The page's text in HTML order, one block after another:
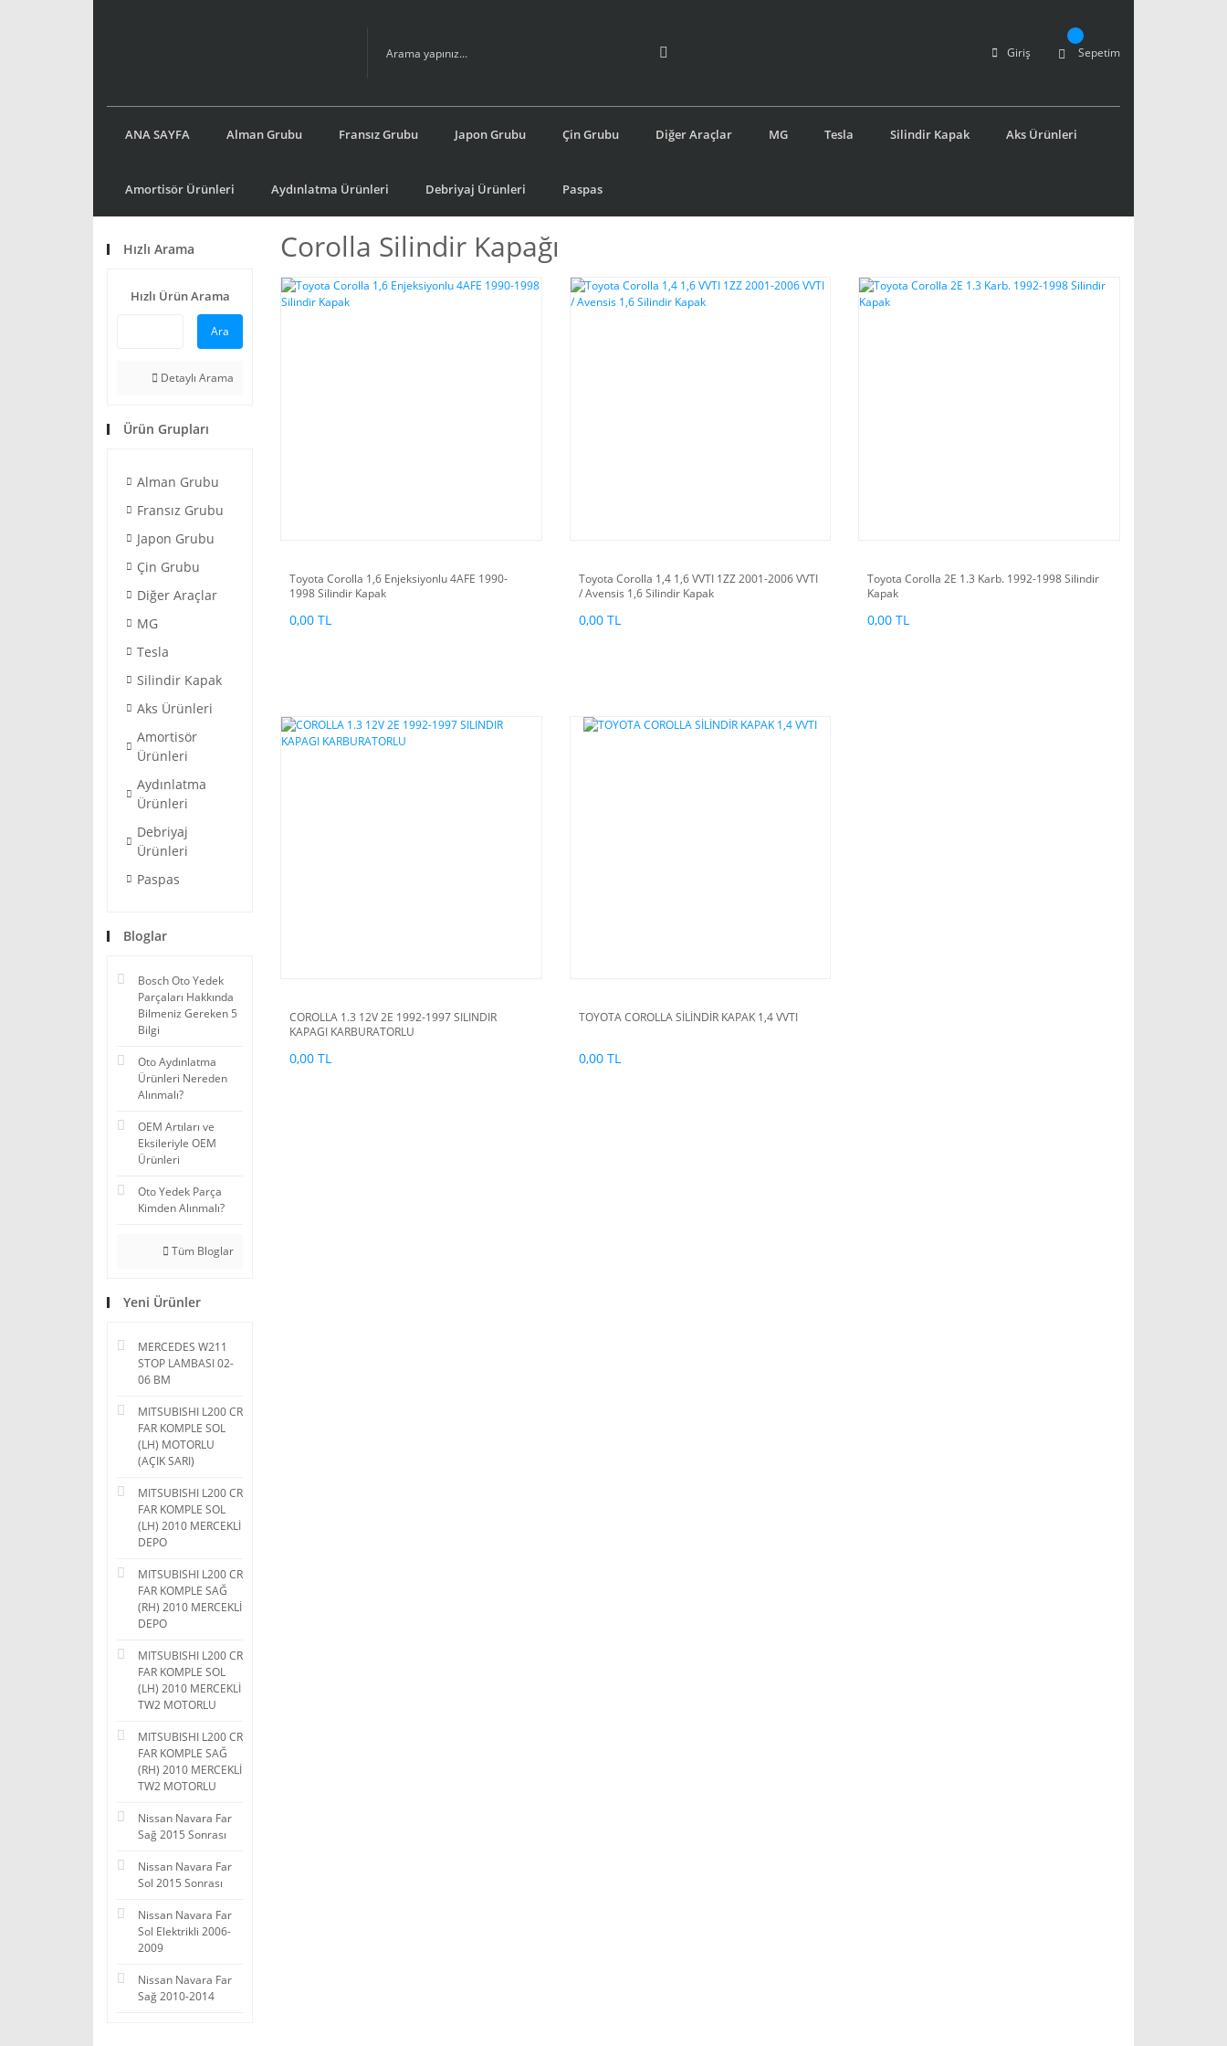
Giriş Sepetim
ANA SAYFA Alman Grubu Fransız Grubu Japon Grubu Çin Grubu Diğer Araçlar MG Tesla Silindir Kapak Aks Ürünleri
Amortisör Ürünleri Aydınlatma Ürünleri Debriyaj Ürünleri Paspas
Hızlı Arama
Hızlı Ürün Arama
Ara
Detaylı Arama
Ürün Grupları
Alman Grubu
Fransız Grubu
Japon Grubu
Çin Grubu
Diğer Araçlar
MG
Tesla
Silindir Kapak
Aks Ürünleri
Amortisör
Ürünleri
Aydınlatma
Ürünleri
Debriyaj
Ürünleri
Paspas
Bloglar
Bosch Oto Yedek
Parçaları Hakkında
Bilmeniz Gereken 5
Bilgi
Oto Aydınlatma
Ürünleri Nereden
Alınmalı?
OEM Artıları ve
Eksileriyle OEM
Ürünleri
Oto Yedek Parça
Kimden Alınmalı?
Tüm Bloglar
Yeni Ürünler
MERCEDES W211
STOP LAMBASI 02-
06 BM
MITSUBISHI L200 CR
FAR KOMPLE SOL
(LH) MOTORLU
(AÇIK SARI)
MITSUBISHI L200 CR
FAR KOMPLE SOL
(LH) 2010 MERCEKLİ
DEPO
MITSUBISHI L200 CR
FAR KOMPLE SAĞ
(RH) 2010 MERCEKLİ
DEPO
MITSUBISHI L200 CR
FAR KOMPLE SOL
(LH) 2010 MERCEKLİ
TW2 MOTORLU
MITSUBISHI L200 CR
FAR KOMPLE SAĞ
(RH) 2010 MERCEKLİ
TW2 MOTORLU
Nissan Navara Far
Sağ 2015 Sonrası
Nissan Navara Far
Sol 2015 Sonrası
Nissan Navara Far
Sol Elektrikli 2006-
2009
Nissan Navara Far
Sağ 2010-2014
Corolla Silindir Kapağı
Toyota Corolla 1,6 Enjeksiyonlu 4AFE 1990-
1998 Silindir Kapak
0,00 TL
Toyota Corolla 1,4 1,6 VVTI 1ZZ 2001-2006 VVTI
/ Avensis 1,6 Silindir Kapak
0,00 TL
Toyota Corolla 2E 1.3 Karb. 1992-1998 Silindir
Kapak
0,00 TL
COROLLA 1.3 12V 2E 1992-1997 SILINDIR
KAPAGI KARBURATORLU
0,00 TL
TOYOTA COROLLA SİLİNDİR KAPAK 1,4 VVTI
0,00 TL